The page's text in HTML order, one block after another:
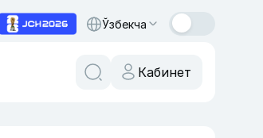
Ўзбекча
Кабинет